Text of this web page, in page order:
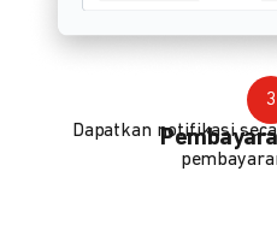
3
Dapatkan notifikasi